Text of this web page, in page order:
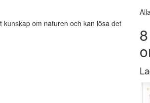
om naturen och kan lösa det